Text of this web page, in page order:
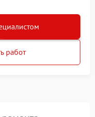
работ